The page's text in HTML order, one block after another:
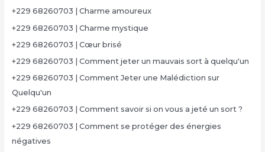
+229 68260703 | Charme amoureux
+229 68260703 | Charme mystique
+229 68260703 | Cœur brisé
+229 68260703 | Comment jeter un mauvais sort à quelqu'un
+229 68260703 | Comment Jeter une Malédiction sur
Quelqu'un
+229 68260703 | Comment savoir si on vous a jeté un sort ?
+229 68260703 | Comment se protéger des énergies
négatives